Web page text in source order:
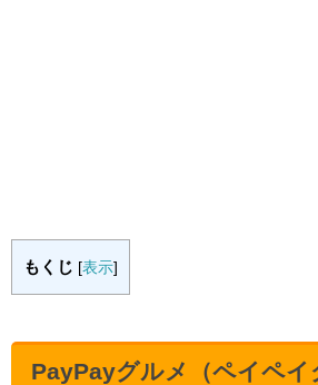
もくじ [表示]
PayPayグルメ（ペイペイ